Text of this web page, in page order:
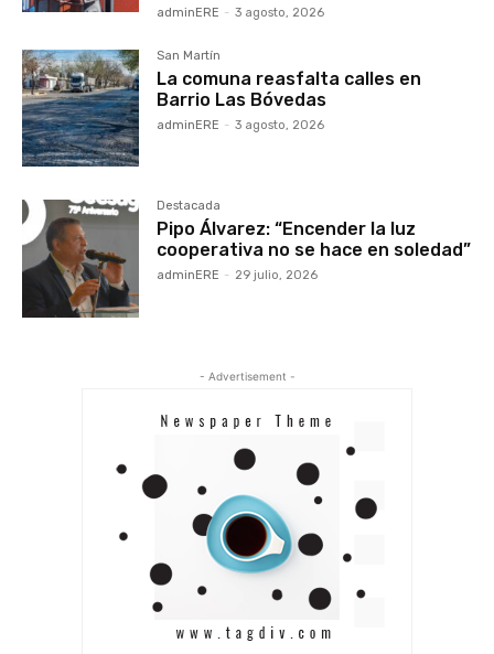
adminERE - 3 agosto, 2026
San Martín
La comuna reasfalta calles en
Barrio Las Bóvedas
adminERE - 3 agosto, 2026
Destacada
Pipo Álvarez: “Encender la luz
cooperativa no se hace en soledad”
adminERE - 29 julio, 2026
- Advertisement -